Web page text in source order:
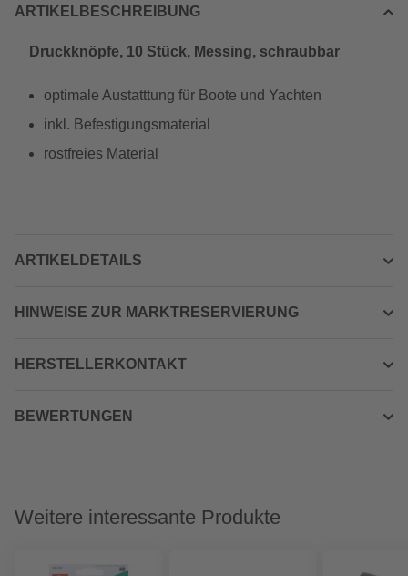
ARTIKELBESCHREIBUNG
Druckknöpfe, 10 Stück, Messing, schraubbar
optimale Austatttung für Boote und Yachten
inkl. Befestigungsmaterial
rostfreies Material
ARTIKELDETAILS
HINWEISE ZUR MARKTRESERVIERUNG
HERSTELLERKONTAKT
BEWERTUNGEN
Weitere interessante Produkte